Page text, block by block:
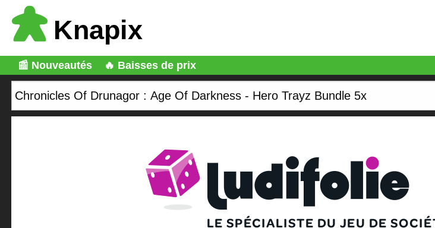
Knapix
📰 Nouveautés 🔥 Baisses de prix